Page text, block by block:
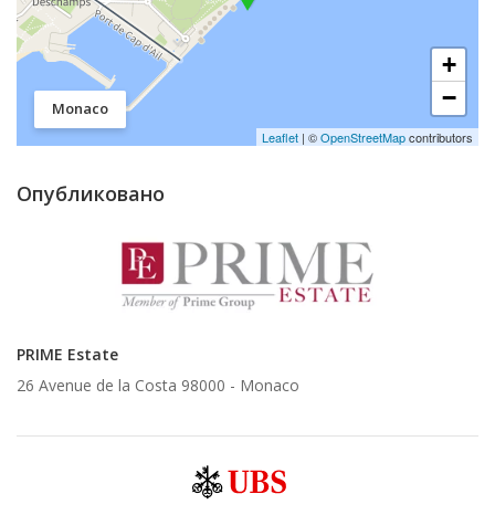
Monaco
+
−
Leaflet | ©OpenStreetMapcontributors
Опубликовано
PRIME Estate
26 Avenue de la Costa 98000 - Monaco